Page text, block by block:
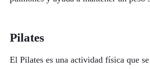
Pilates
El Pilates es una actividad física que